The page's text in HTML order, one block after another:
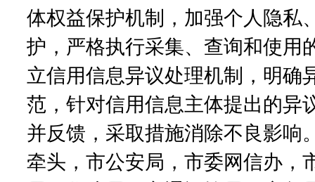
体权益保护机制，加强个人隐私
护，严格执行采集、查询和使用
立信用信息异议处理机制，明确
范，针对信用信息主体提出的异
并反馈，采取措施消除不良影响
牵头，市公安局，市委网信办，